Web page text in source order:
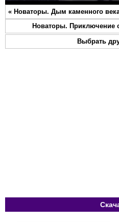
Play
« Новаторы. Дым каменного
Новаторы. Приключение
Выбрать